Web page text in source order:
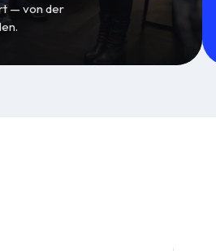
— von der